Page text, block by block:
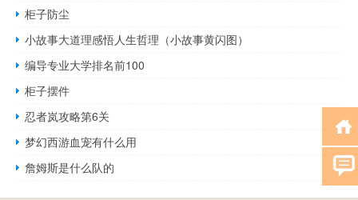
柜子防尘
小故事大道理感悟人生哲理（小故事黄闪图）
编导专业大学排名前100
柜子摆件
忍者岚攻略第6关
梦幻西游血宠有什么用
詹姆斯是什么队的